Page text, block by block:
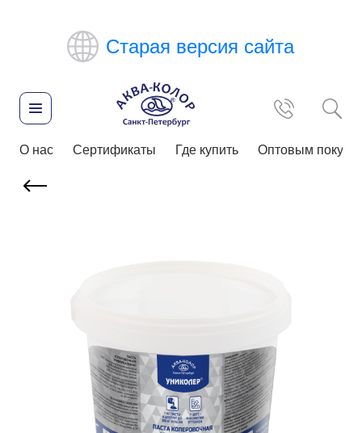
Старая версия сайта
О нас Сертификаты Где купить Оптовым